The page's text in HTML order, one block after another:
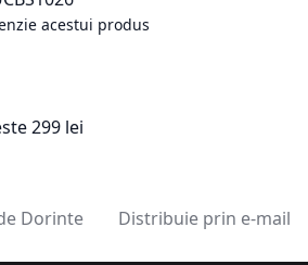
acestui produs
299 lei
Dorinte Distribuie prin e-mail